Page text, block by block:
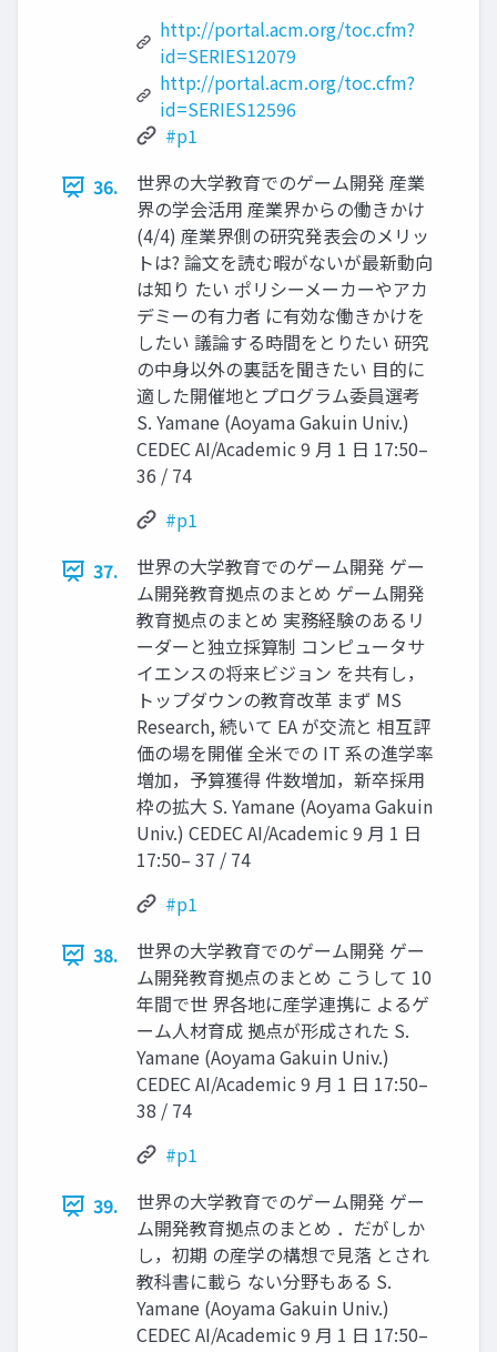
http://portal.acm.org/toc.cfm?
id=SERIES12079
http://portal.acm.org/toc.cfm?
id=SERIES12596
#p1
36.
世界の大学教育でのゲーム開発 産業
界の学会活用 産業界からの働きかけ
(4/4) 産業界側の研究発表会のメリッ
トは? 論文を読む暇がないが最新動向
は知り たい ポリシーメーカーやアカ
デミーの有力者 に有効な働きかけを
したい 議論する時間をとりたい 研究
の中身以外の裏話を聞きたい 目的に
適した開催地とプログラム委員選考
S. Yamane (Aoyama Gakuin Univ.)
CEDEC AI/Academic 9 月 1 日 17:50–
36 / 74
#p1
37.
世界の大学教育でのゲーム開発 ゲー
ム開発教育拠点のまとめ ゲーム開発
教育拠点のまとめ 実務経験のあるリ
ーダーと独立採算制 コンピュータサ
イエンスの将来ビジョン を共有し，
トップダウンの教育改革 まず MS
Research, 続いて EA が交流と 相互評
価の場を開催 全米での IT 系の進学率
増加，予算獲得 件数増加，新卒採用
枠の拡大 S. Yamane (Aoyama Gakuin
Univ.) CEDEC AI/Academic 9 月 1 日
17:50– 37 / 74
#p1
38.
世界の大学教育でのゲーム開発 ゲー
ム開発教育拠点のまとめ こうして 10
年間で世 界各地に産学連携に よるゲ
ーム人材育成 拠点が形成された S.
Yamane (Aoyama Gakuin Univ.)
CEDEC AI/Academic 9 月 1 日 17:50–
38 / 74
#p1
39.
世界の大学教育でのゲーム開発 ゲー
ム開発教育拠点のまとめ ．だがしか
し，初期 の産学の構想で見落 とされ
教科書に載ら ない分野もある S.
Yamane (Aoyama Gakuin Univ.)
CEDEC AI/Academic 9 月 1 日 17:50–